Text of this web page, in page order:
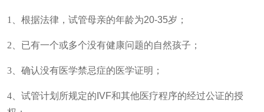
1 、根据法律，试管母亲的年龄为20-35岁；
2 、已有一个或多个没有健康问题的自然孩子；
3 、确认没有医学禁忌症的医学证明；
4 、试管计划所规定的 IVF和其他医疗程序的经过公证的授